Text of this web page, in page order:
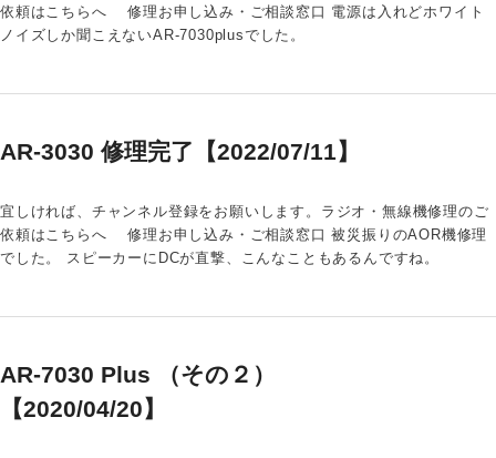
依頼はこちらへ 修理お申し込み・ご相談窓口 電源は入れどホワイト
ノイズしか聞こえないAR-7030plusでした。
AR-3030 修理完了【2022/07/11】
宜しければ、チャンネル登録をお願いします。ラジオ・無線機修理のご
依頼はこちらへ 修理お申し込み・ご相談窓口 被災振りのAOR機修理
でした。 スピーカーにDCが直撃、こんなこともあるんですね。
AR-7030 Plus （その２）
【2020/04/20】